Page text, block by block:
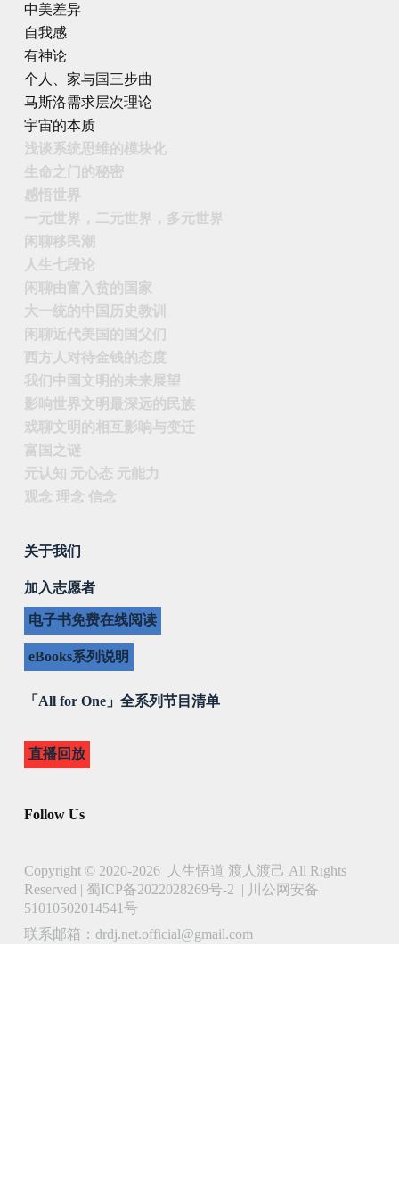
中美差异
自我感
有神论
个人、家与国三步曲
马斯洛需求层次理论
宇宙的本质
浅谈系统思维的模块化
生命之门的秘密
感悟世界
一元世界，二元世界，多元世界
闲聊移民潮
人生七段论
闲聊由富入贫的国家
大一统的中国历史教训
闲聊近代美国的国父们
西方人对待金钱的态度
我们中国文明的未来展望
影响世界文明最深远的民族
戏聊文明的相互影响与变迁
富国之谜
元认知 元心态 元能力
观念 理念 信念
关于我们
加入志愿者
电子书免费在线阅读
eBooks系列说明
「All for One」全系列节目清单
直播回放
Follow Us
Copyright © 2020-2026 人生悟道 渡人渡己 All Rights
Reserved | 蜀ICP备2022028269号-2 |
川公网安备
51010502014541号
联系邮箱：drdj.net.official@gmail.com